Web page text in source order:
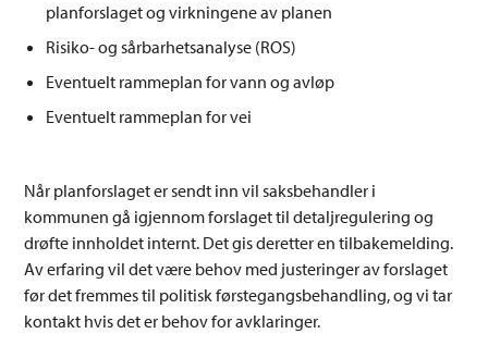
planforslaget og virkningene av planen
Risiko- og sårbarhetsanalyse (ROS)
Eventuelt rammeplan for vann og avløp
Eventuelt rammeplan for vei
Når planforslaget er sendt inn vil saksbehandler i
kommunen gå igjennom forslaget til detaljregulering og
drøfte innholdet internt. Det gis deretter en tilbakemelding.
Av erfaring vil det være behov med justeringer av forslaget
før det fremmes til politisk førstegangsbehandling, og vi tar
kontakt hvis det er behov for avklaringer.